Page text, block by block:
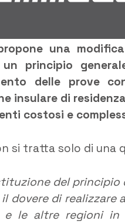
una
un principio
delle prove
insulare di
costosi e
si tratta solo di una
del
dovere di
e le altre regioni